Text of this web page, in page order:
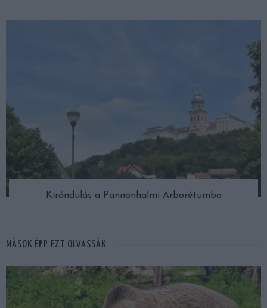
Kirándulás a Pannonhalmi Arborétumba
MÁSOK ÉPP EZT OLVASSÁK